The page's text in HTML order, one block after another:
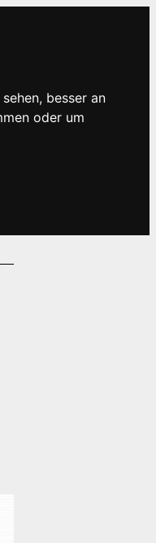
besser an
oder um